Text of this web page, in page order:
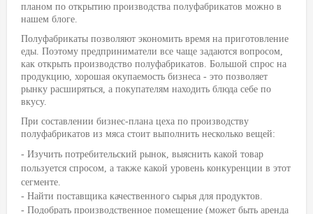
планом по открытию производства полуфабрикатов можно в
нашем блоге.
Полуфабрикаты позволяют экономить время на приготовление
еды. Поэтому предприниматели все чаще задаются вопросом,
как открыть производство полуфабрикатов. Большой спрос на
продукцию, хорошая окупаемость бизнеса - это позволяет
рынку расширяться, а покупателям находить блюда себе по
вкусу.
При составлении бизнес-плана цеха по производству
полуфабрикатов из мяса стоит выполнить несколько вещей:
- Изучить потребительский рынок, выяснить какой товар
пользуется спросом, а также какой уровень конкуренции в этот
сегменте.
- Найти поставщика качественного сырья для продуктов.
- Подобрать производственное помещение (может быть аренда